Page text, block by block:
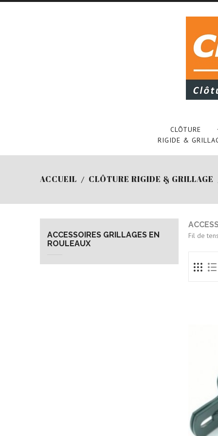
CLÔTURE
RIGIDE &
ACCUEIL CLÔTURE RIGIDE & GRILLAGE
ACCESSOIRES GRILLAGES EN
ROULEAUX
Fil de